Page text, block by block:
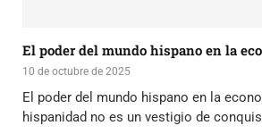
El poder del mundo hispano en la
10 de octubre de 2025
El poder del mundo hispano en la
hispanidad no es un vestigio de